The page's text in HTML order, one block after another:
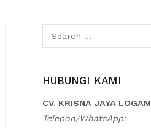
for:
HUBUNGI KAMI
CV. KRISNA JAYA LOGAM
Telepon/WhatsApp: